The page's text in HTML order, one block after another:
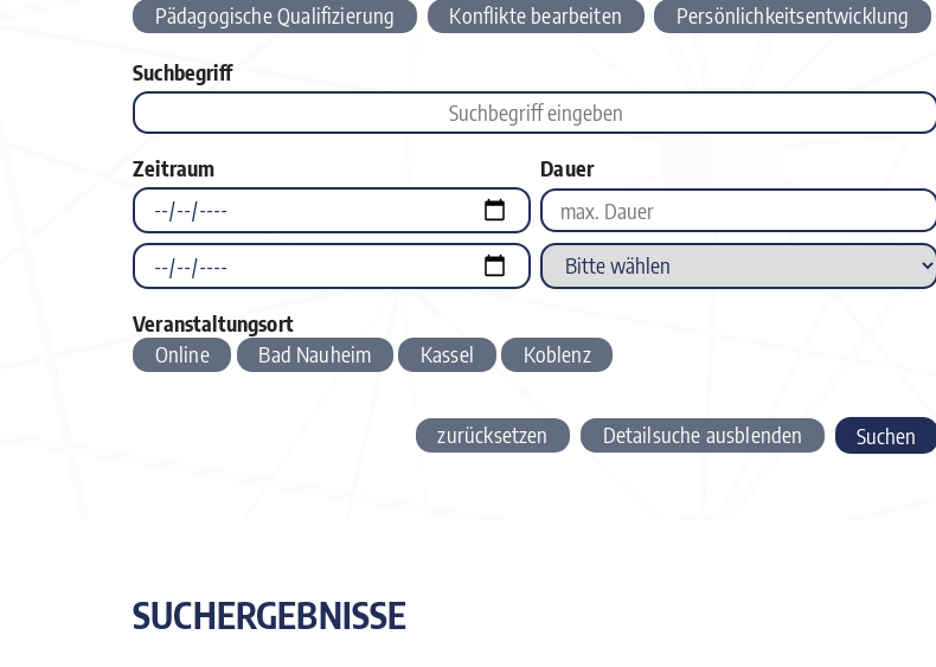
Pädagogische Qualifizierung
Konflikte bearbeiten Persönlichkeitsentwicklung
Suchbegriff
Zeitraum Dauer
Veranstaltungsort
Online
Bad Nauheim Kassel Koblenz
zurücksetzen Detailsuche ausblenden
SUCHERGEBNISSE